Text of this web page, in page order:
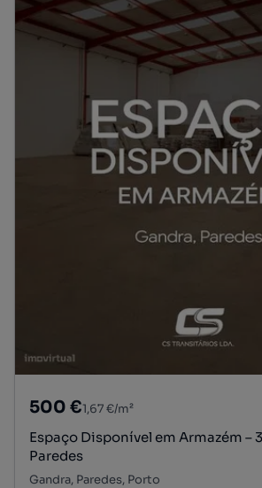
500 €1,67 €/m²
Espaço Disponível em Armazém –
Paredes
Gandra, Paredes, Porto